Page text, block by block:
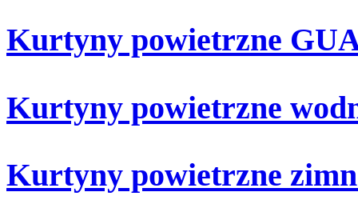
Kurtyny powietrzne
Kurtyny powietrzne
Kurtyny powietrzne